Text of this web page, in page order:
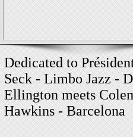
Dedicated to
Seck - Limbo Jazz -
Ellington meets
Hawkins - Barcelona